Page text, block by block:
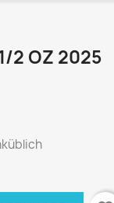
2 OZ 2025